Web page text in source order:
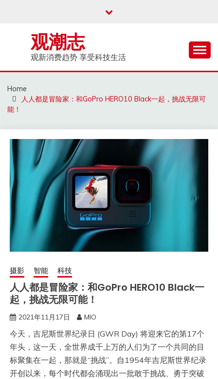
观潮志
观新消费趋势 享受科技生活
Home
人人都是冒险家：和GoPro HERO10 Black一起，挑战无限可
能！
摄影 智能 科技
人人都是冒险家：和GoPro HERO10 Black一
起，挑战无限可能！
2021年11月17日 MIO
今天，吉尼斯世界纪录日 (GWR Day) 将迎来它的第17个
年头，这一天，全世界成千上万的人们为了一个共同的目
标聚集在一起，那就是“挑战”。自1954年吉尼斯世界纪录
开创以来，每个时代都会涌现出一批敢于挑战、勇于突破